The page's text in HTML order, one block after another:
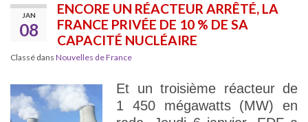
JAN
08
ENCORE UN RÉACTEUR ARRÊTÉ, LA
FRANCE PRIVÉE DE 10 % DE SA
CAPACITÉ NUCLÉAIRE
Classé dans Nouvelles de France
Et un troisième réacteur de
1 450 mégawatts (MW) en